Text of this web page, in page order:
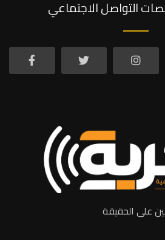
التواصل الاجتماعي
على الحقيقة